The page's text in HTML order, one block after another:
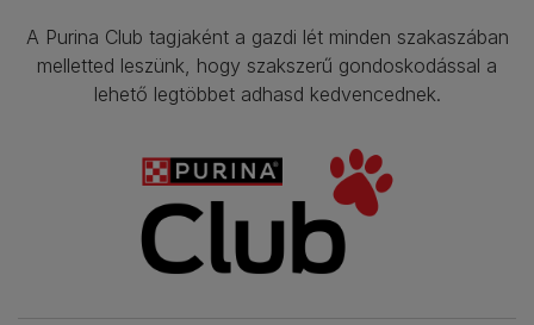
A Purina Club tagjaként a gazdi lét minden szakaszában
melletted leszünk, hogy szakszerű gondoskodással a
lehető legtöbbet adhasd kedvencednek.